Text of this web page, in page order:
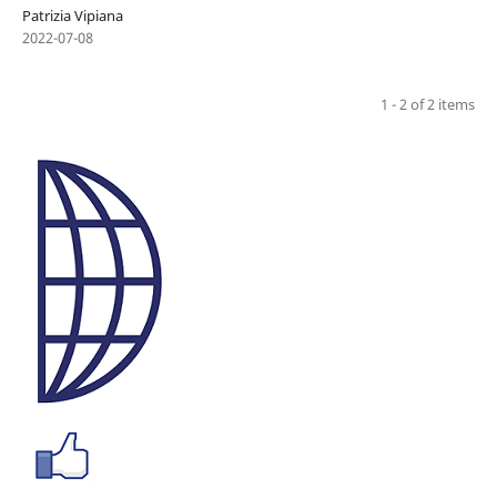
Patrizia Vipiana
2022-07-08
1 - 2 of 2 items